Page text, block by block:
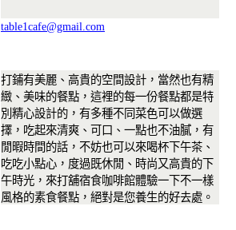
table1cafe@gmail.com
打鋪有美麗、高貴的空間設計，當然也有精
緻、美味的餐點，這裡的每一份餐點都是特
別精心設計的，有多種不同菜色可以做選
擇，吃起來清爽、可口、一點也不油膩，有
閒暇時間的話，不妨也可以來喝杯下午茶、
吃吃小點心，度過既休閒、時尚又高貴的下
午時光，來打舖宿食咖啡館體驗一下不一樣
風格的素食餐點，絕對是您養生的好去處。